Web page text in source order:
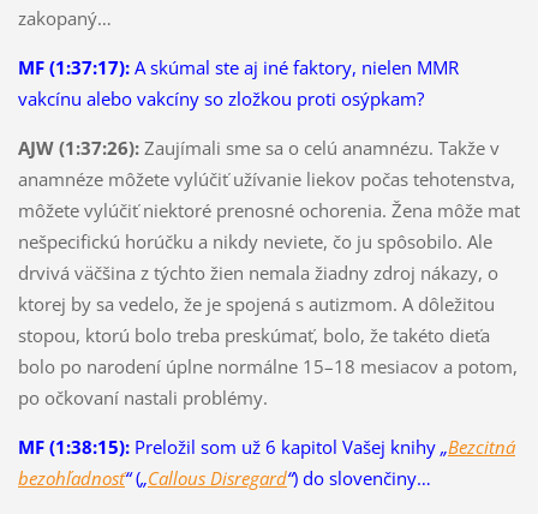
zakopaný…
MF (1:37:17):A skúmal ste aj iné faktory, nielen MMR
vakcínu alebo vakcíny so zložkou proti osýpkam?
AJW (1:37:26):Zaujímali sme sa o celú anamnézu. Takže v
anamnéze môžete vylúčiť užívanie liekov počas tehotenstva,
môžete vylúčiť niektoré prenosné ochorenia. Žena môže mať
nešpecifickú horúčku a nikdy neviete, čo ju spôsobilo. Ale
drvivá väčšina z týchto žien nemala žiadny zdroj nákazy, o
ktorej by sa vedelo, že je spojená s autizmom. A dôležitou
stopou, ktorú bolo treba preskúmať, bolo, že takéto dieťa
bolo po narodení úplne normálne 15–18 mesiacov a potom,
po očkovaní nastali problémy.
MF (1:38:15):Preložil som už 6 kapitol Vašej knihy „Bezcitná
bezohľadnosť“(„Callous Disregard“) do slovenčiny…